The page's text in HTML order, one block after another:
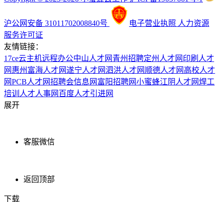
沪公网安备 31011702008840号 电子营业执照 人力资源
服务许可证
友情链接：
17ce云主机远程办公中山人才网 青州招聘定州人才网 印刷人才
网 惠州富海人才网遂宁人才网泗洪人才网 顺德人才网 高校人才
网PCB人才网招聘会信息网 富阳招聘网小蜜蜂江阴人才网焊工
培训 人才人事网 百度人才引进网
展开
客服微信
返回顶部
下载